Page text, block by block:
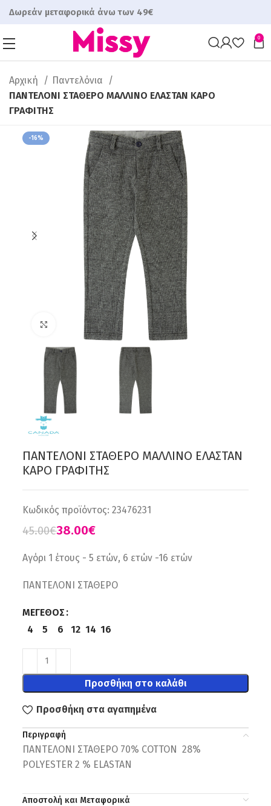
Δωρεάν μεταφορικά άνω των 49€
0
Αρχική
Παντελόνια
ΠΑΝΤΕΛΟΝI ΣΤΑΘΕΡΟ ΜΑΛΛΙΝΟ ΕΛΑΣΤΑΝ ΚΑΡΟ
ΓΡΑΦΙΤΗΣ
-16%
Click to enlarge
ΠΑΝΤΕΛΟΝI ΣΤΑΘΕΡΟ ΜΑΛΛΙΝΟ ΕΛΑΣΤΑΝ
ΚΑΡΟ ΓΡΑΦΙΤΗΣ
Κωδικός προϊόντος:23476231
45.00€38.00€
Αγόρι 1 έτους - 5 ετών, 6 ετών -16 ετών
ΠΑΝΤΕΛΟΝΙ ΣΤΑΘΕΡΟ
ΜΈΓΕΘΟΣ
4
5 6 12 14 16
Προσθήκη στο καλάθι
Προσθήκη στα αγαπημένα
Περιγραφή
ΠΑΝΤΕΛΟΝΙ ΣΤΑΘΕΡΟ 70% COTTON 28%
POLYESTER 2 % ELASTAN
Αποστολή και Μεταφορικά